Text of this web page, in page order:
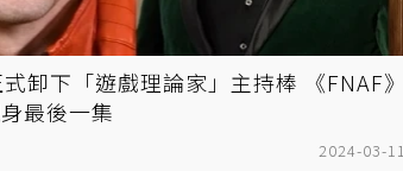
卸下「遊戲理論家」主持棒 《FNAF》
最後一集
2024-03-11